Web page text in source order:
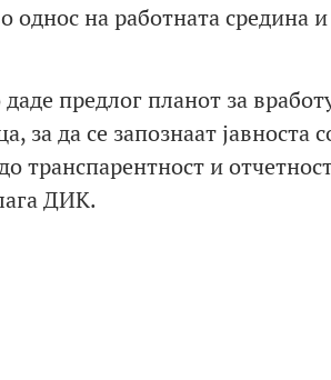
на работната средина и
предлог планот за
за да се запознаат јавноста
транспарентност и
ДИК.